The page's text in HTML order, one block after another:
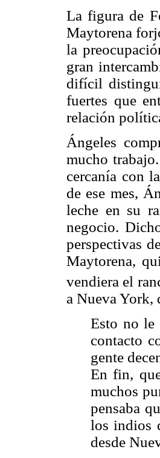
La figura de
Maytorena
la
gran
difícil
fuertes que
relación
Ángeles
mucho
cercanía con
de ese mes,
leche en su
negocio.
perspectivas
Maytorena,
vendiera el
a Nueva York,
Esto no le
contacto
gente
En fin,
muchos
pensaba
los indios
desde